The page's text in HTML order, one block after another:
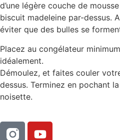
d’une légère couche de
biscuit madeleine par-dessus.
éviter que des bulles se
Placez au congélateur
idéalement.
Démoulez, et faites couler
dessus. Terminez en pochant
noisette.